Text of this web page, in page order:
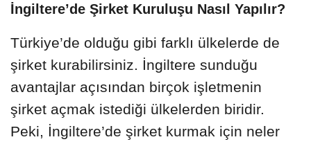
İngiltere’de Şirket Kuruluşu Nasıl Yapılır?
Türkiye’de olduğu gibi farklı ülkelerde de
şirket kurabilirsiniz. İngiltere sunduğu
avantajlar açısından birçok işletmenin
şirket açmak istediği ülkelerden biridir.
Peki, İngiltere’de şirket kurmak için neler